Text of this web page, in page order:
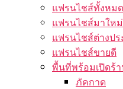
แฟรนไชส์ทั้งหมด
แฟรนไชส์มาใหม่
แฟรนไชส์ต่างปร
แฟรนไชส์ขายดี
พื้นที่พร้อมเปิดร้
ภัคกาด